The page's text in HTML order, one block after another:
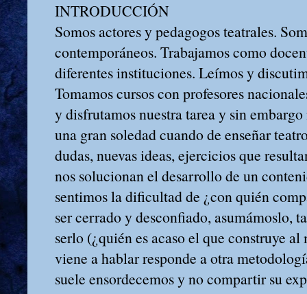
INTRODUCCIÓN
Somos actores y pedagogos teatrales.
contemporáneos. Trabajamos como
diferentes instituciones. Leímos y
Tomamos cursos con profesores
y disfrutamos nuestra tarea y sin
una gran soledad cuando de enseñar
dudas, nuevas ideas, ejercicios que
nos solucionan el desarrollo de un
sentimos la dificultad de ¿con quién
ser cerrado y desconfiado, asumámoslo,
serlo (¿quién es acaso el que construye
viene a hablar responde a otra
suele ensordecemos y no compartir su